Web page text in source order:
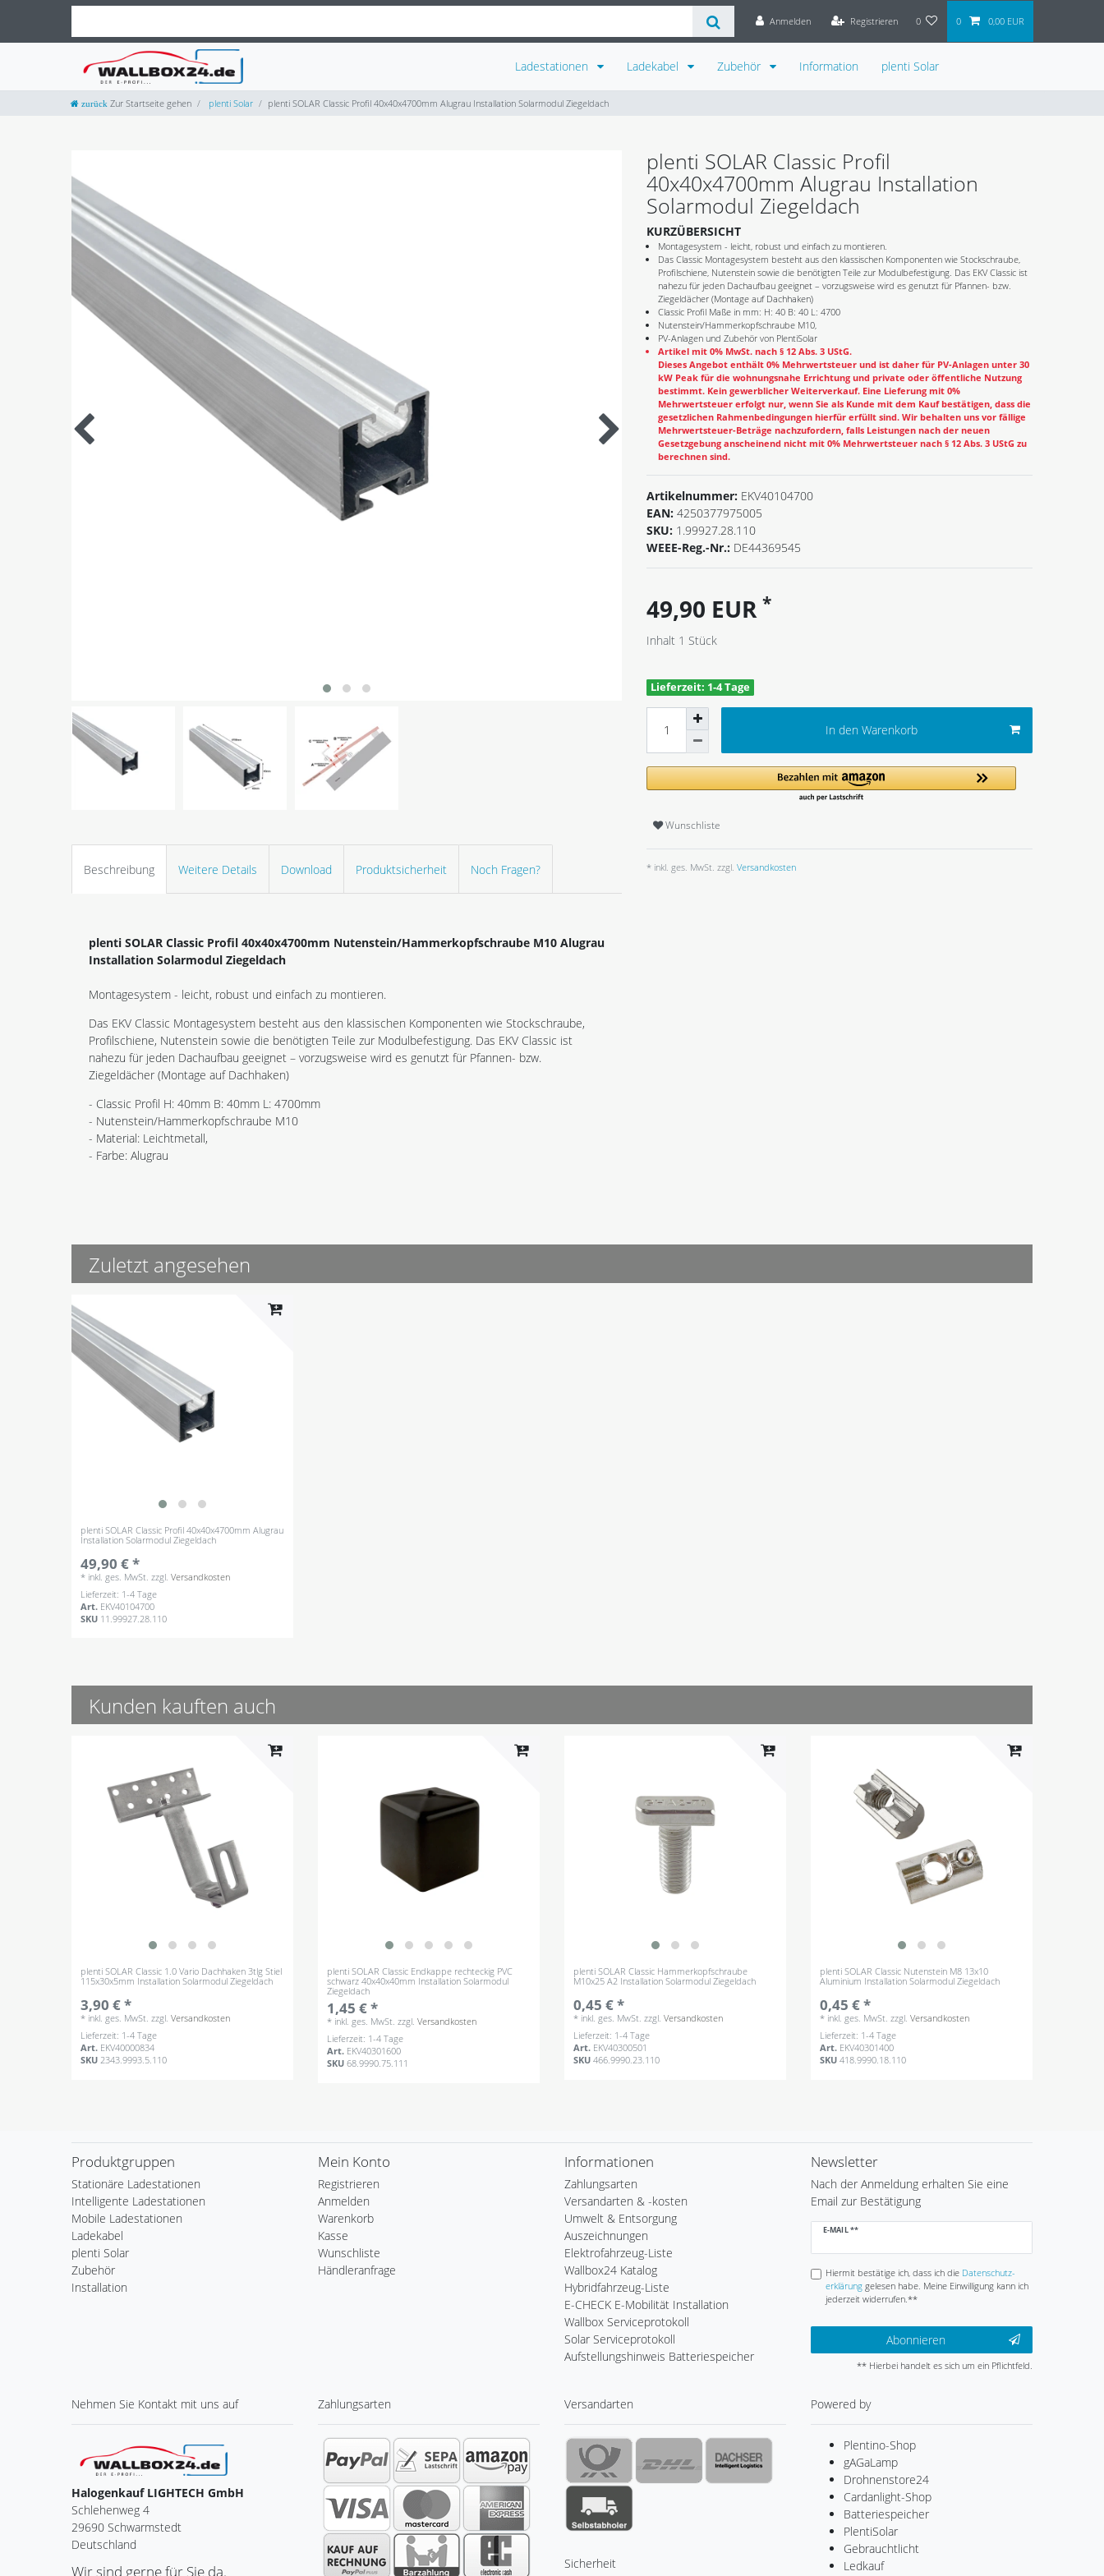
Anmelden Registrieren 0 0 0,00 EUR
Ladestationen Ladekabel Zubehör Information plenti Solar
Zur Startseite gehen plenti Solar plenti SOLAR Classic Profil 40x40x4700mm Alugrau Installation Solarmodul Ziegeldach
Beschreibung Weitere Details Download Produktsicherheit Noch Fragen?
plenti SOLAR Classic Profil 40x40x4700mm Nutenstein/Hammerkopfschraube M10 Alugrau
Installation Solarmodul Ziegeldach
Montagesystem - leicht, robust und einfach zu montieren.
Das EKV Classic Montagesystem besteht aus den klassischen Komponenten wie Stockschraube,
Profilschiene, Nutenstein sowie die benötigten Teile zur Modulbefestigung. Das EKV Classic ist
nahezu für jeden Dachaufbau geeignet – vorzugsweise wird es genutzt für Pfannen- bzw.
Ziegeldächer (Montage auf Dachhaken)
- Classic Profil H: 40mm B: 40mm L: 4700mm
- Nutenstein/Hammerkopfschraube M10
- Material: Leichtmetall,
- Farbe: Alugrau
plenti SOLAR Classic Profil
40x40x4700mm Alugrau Installation
Solarmodul Ziegeldach
KURZÜBERSICHT
Montagesystem - leicht, robust und einfach zu montieren.
Das Classic Montagesystem besteht aus den klassischen Komponenten wie Stockschraube,
Profilschiene, Nutenstein sowie die benötigten Teile zur Modulbefestigung. Das EKV Classic ist
nahezu für jeden Dachaufbau geeignet – vorzugsweise wird es genutzt für Pfannen- bzw.
Ziegeldächer (Montage auf Dachhaken)
Classic Profil Maße in mm: H: 40 B: 40 L: 4700
Nutenstein/Hammerkopfschraube M10,
PV-Anlagen und Zubehör von PlentiSolar
Artikel mit 0% MwSt. nach § 12 Abs. 3 UStG.
Dieses Angebot enthält 0% Mehrwertsteuer und ist daher für PV-Anlagen unter 30
kW Peak für die wohnungsnahe Errichtung und private oder öffentliche Nutzung
bestimmt. Kein gewerblicher Weiterverkauf. Eine Lieferung mit 0%
Mehrwertsteuer erfolgt nur, wenn Sie als Kunde mit dem Kauf bestätigen, dass die
gesetzlichen Rahmenbedingungen hierfür erfüllt sind. Wir behalten uns vor fällige
Mehrwertsteuer-Beträge nachzufordern, falls Leistungen nach der neuen
Gesetzgebung anscheinend nicht mit 0% Mehrwertsteuer nach § 12 Abs. 3 UStG zu
berechnen sind.
Artikelnummer: EKV40104700
EAN: 4250377975005
SKU: 1.99927.28.110
WEEE-Reg.-Nr.: DE44369545
49,90 EUR *
Inhalt 1 Stück
Lieferzeit: 1-4 Tage
In den Warenkorb
Wunschliste
* inkl. ges. MwSt. zzgl. Versandkosten
Zuletzt angesehen
plenti SOLAR Classic Profil 40x40x4700mm Alugrau
Installation Solarmodul Ziegeldach
49,90 € *
* inkl. ges. MwSt. zzgl.Versandkosten
Lieferzeit: 1-4 Tage
Art. EKV40104700
SKU 11.99927.28.110
Kunden kauften auch
plenti SOLAR Classic 1.0 Vario Dachhaken 3tlg Stiel
115x30x5mm Installation Solarmodul Ziegeldach
3,90 € *
* inkl. ges. MwSt. zzgl.Versandkosten
Lieferzeit: 1-4 Tage
Art. EKV40000834
SKU2343.9993.5.110
plenti SOLAR Classic Endkappe rechteckig PVC
schwarz 40x40x40mm Installation Solarmodul
Ziegeldach
1,45 € *
* inkl. ges. MwSt. zzgl.Versandkosten
Lieferzeit: 1-4 Tage
Art. EKV40301600
SKU68.9990.75.111
plenti SOLAR Classic Hammerkopfschraube
M10x25 A2 Installation Solarmodul Ziegeldach
0,45 € *
* inkl. ges. MwSt. zzgl.Versandkosten
Lieferzeit: 1-4 Tage
Art. EKV40300501
SKU466.9990.23.110
plenti SOLAR Classic Nutenstein M8 13x10
Aluminium Installation Solarmodul Ziegeldach
0,45 € *
* inkl. ges. MwSt. zzgl.Versandkosten
Lieferzeit: 1-4 Tage
Art. EKV40301400
SKU418.9990.18.110
Produktgruppen
Stationäre Ladestationen
Intelligente Ladestationen
Mobile Ladestationen
Ladekabel
plenti Solar
Zubehör
Installation
Mein Konto
Registrieren
Anmelden
Warenkorb
Kasse
Wunschliste
Händleranfrage
Informationen
Zahlungsarten
Versandarten & -kosten
Umwelt & Entsorgung
Auszeichnungen
Elektrofahrzeug-Liste
Wallbox24 Katalog
Hybridfahrzeug-Liste
E-CHECK E-Mobilität Installation
Wallbox Serviceprotokoll
Solar Serviceprotokoll
Aufstellungshinweis Batteriespeicher
Newsletter
Nach der Anmeldung erhalten Sie eine
Email zur Bestätigung
E-MAIL **
Newsletter
Hiermit bestätige ich, dass ich die Daten­schutz­
erklärunggelesen habe. Meine Einwilligung kann ich
jederzeit widerrufen.**
Abonnieren
** Hierbei handelt es sich um ein Pflichtfeld.
Nehmen Sie Kontakt mit uns auf
Halogenkauf LIGHTECH GmbH
Schlehenweg 4
29690 Schwarmstedt
Deutschland
Wir sind gerne für Sie da.
Zahlungsarten Versandarten
Sicherheit
Powered by
Plentino-Shop
gAGaLamp
Drohnenstore24
Cardanlight-Shop
Batteriespeicher
PlentiSolar
Gebrauchtlicht
Ledkauf